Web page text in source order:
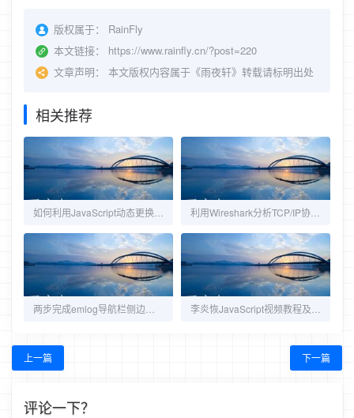
版权属于：
RainFly
本文链接：
https://www.rainfly.cn/?post=220
文章声明：
本文版权内容属于《雨夜轩》转载请标明出处
相关推荐
上一篇 下一篇
评论一下？